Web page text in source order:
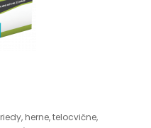
herne, telocvične,